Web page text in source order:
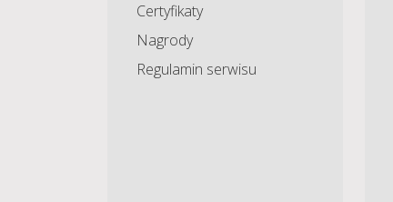
Certyfikaty
Nagrody
Regulamin serwisu